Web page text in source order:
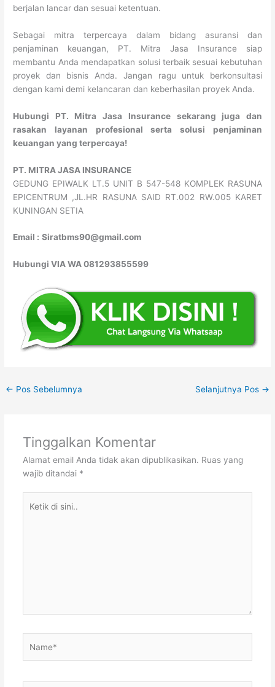
berjalan lancar dan sesuai ketentuan.
Sebagai mitra terpercaya dalam bidang asuransi dan
penjaminan keuangan, PT. Mitra Jasa Insurance siap
membantu Anda mendapatkan solusi terbaik sesuai kebutuhan
proyek dan bisnis Anda. Jangan ragu untuk berkonsultasi
dengan kami demi kelancaran dan keberhasilan proyek Anda.
Hubungi PT. Mitra Jasa Insurance sekarang juga dan
rasakan layanan profesional serta solusi penjaminan
keuangan yang terpercaya!
PT. MITRA JASA INSURANCE
GEDUNG EPIWALK LT.5 UNIT B 547-548 KOMPLEK RASUNA
EPICENTRUM ,JL.HR RASUNA SAID RT.002 RW.005 KARET
KUNINGAN SETIA
Email : Siratbms90@gmail.com
Hubungi VIA WA 081293855599
← Pos Sebelumnya Selanjutnya Pos →
Tinggalkan Komentar
Alamat email Anda tidak akan dipublikasikan. Ruas yang
wajib ditandai *